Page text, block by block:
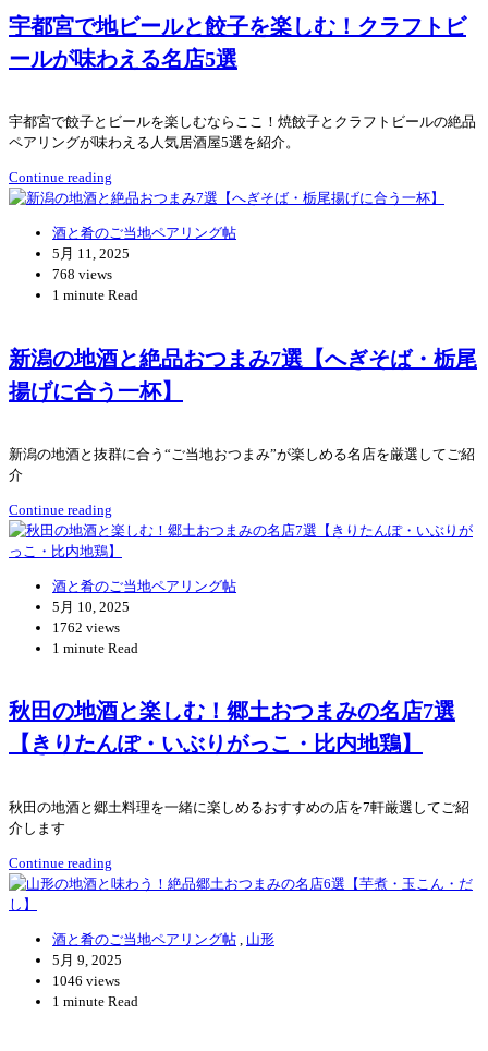
宇都宮で地ビールと餃子を楽しむ！クラフトビ
ールが味わえる名店5選
宇都宮で餃子とビールを楽しむならここ！焼餃子とクラフトビールの絶品
ペアリングが味わえる人気居酒屋5選を紹介。
Continue reading
酒と肴のご当地ペアリング帖
5月 11, 2025
768 views
1 minute Read
新潟の地酒と絶品おつまみ7選【へぎそば・栃尾
揚げに合う一杯】
新潟の地酒と抜群に合う“ご当地おつまみ”が楽しめる名店を厳選してご紹
介
Continue reading
酒と肴のご当地ペアリング帖
5月 10, 2025
1762 views
1 minute Read
秋田の地酒と楽しむ！郷土おつまみの名店7選
【きりたんぽ・いぶりがっこ・比内地鶏】
秋田の地酒と郷土料理を一緒に楽しめるおすすめの店を7軒厳選してご紹
介します
Continue reading
酒と肴のご当地ペアリング帖
山形
5月 9, 2025
1046 views
1 minute Read